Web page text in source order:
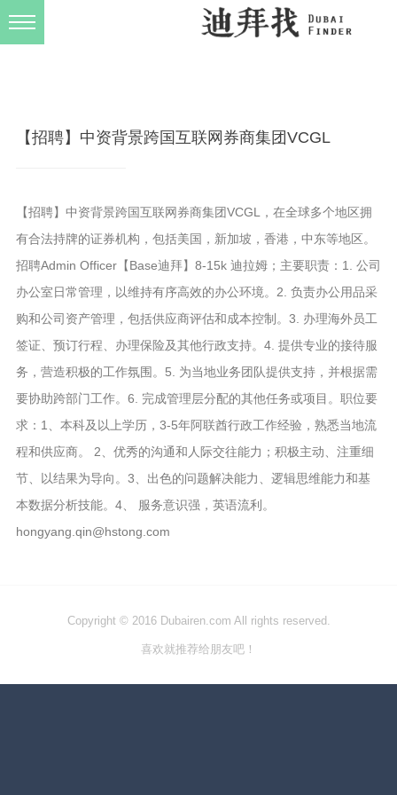
【招聘】中资背景跨国互联网券商集团VCGL
【招聘】中资背景跨国互联网券商集团VCGL，在全球多个地区拥
有合法持牌的证券机构，包括美国，新加坡，香港，中东等地区。
招聘Admin Officer【Base迪拜】8-15k 迪拉姆；主要职责：1. 公司
办公室日常管理，以维持有序高效的办公环境。2. 负责办公用品采
购和公司资产管理，包括供应商评估和成本控制。3. 办理海外员工
签证、预订行程、办理保险及其他行政支持。4. 提供专业的接待服
务，营造积极的工作氛围。5. 为当地业务团队提供支持，并根据需
要协助跨部门工作。6. 完成管理层分配的其他任务或项目。职位要
求：1、本科及以上学历，3-5年阿联酋行政工作经验，熟悉当地流
程和供应商。 2、优秀的沟通和人际交往能力；积极主动、注重细
节、以结果为导向。3、出色的问题解决能力、逻辑思维能力和基
本数据分析技能。4、 服务意识强，英语流利。
hongyang.qin@hstong.com
Copyright © 2016 Dubairen.com All rights reserved.
喜欢就推荐给朋友吧！